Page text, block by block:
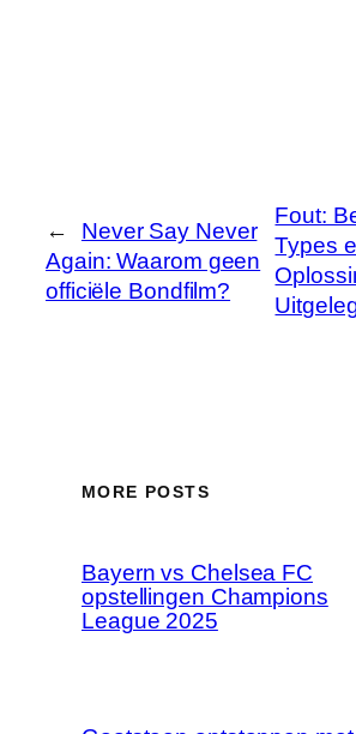
←
Never Say Never
Again: Waarom geen
officiële Bondfilm?
Fout:
Types
MORE POSTS
Bayern vs Chelsea FC
opstellingen Champions
League 2025